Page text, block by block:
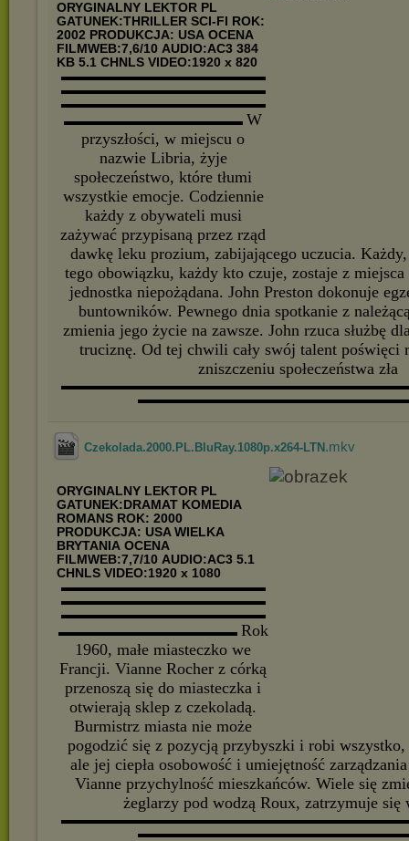
ORYGINALNY LEKTOR PL
GATUNEK:THRILLER SCI-FI
ROK:
2002 PRODUKCJA: USA OCENA
FILMWEB:7,6/10 AUDIO:AC3 384
KB 5.1 CHNLS VIDEO:1920 x 820
▬▬▬▬▬▬▬▬▬▬▬▬▬▬▬▬
▬▬▬▬▬▬▬▬▬▬▬▬▬▬▬▬
▬▬▬▬▬▬▬▬▬▬▬▬▬▬▬▬
▬▬▬▬▬▬▬▬▬▬▬▬▬▬ W
przyszłości, w miejscu o
nazwie Libria, żyje
społeczeństwo, które tłumi
wszystkie emocje. Codziennie
każdy z obywateli musi
zażywać przypisaną przez rząd
dawkę leku prozium, zabijającego uczucia.
tego obowiązku, każdy kto czuje, zostaje z
jednostka niepożądana. John Preston dokonuje
buntowników. Pewnego dnia spotkanie z
zmienia jego życie na zawsze. John rzuca służbę
truciznę. Od tej chwili cały swój talent poświęci
zniszczeniu społeczeństwa zła
Czekolada.2000.PL.BluRay.1080p.x264-LTN .mkv
ORYGINALNY LEKTOR PL
GATUNEK:DRAMAT KOMEDIA
ROMANS ROK: 2000
PRODUKCJA: USA WIELKA
BRYTANIA OCENA
FILMWEB:7,7/10 AUDIO:AC3 5.1
CHNLS VIDEO:1920 x 1080
▬▬▬▬▬▬▬▬▬▬▬▬▬▬▬▬
▬▬▬▬▬▬▬▬▬▬▬▬▬▬▬▬
▬▬▬▬▬▬▬▬▬▬▬▬▬▬▬▬
▬▬▬▬▬▬▬▬▬▬▬▬▬▬ Rok
1960, małe miasteczko we
Francji. Vianne Rocher z córką
przenoszą się do miasteczka i
otwierają sklep z czekoladą.
Burmistrz miasta nie może
pogodzić się z pozycją przybyszki i robi
ale jej ciepła osobowość i umiejętność
Vianne przychylność mieszkańców. Wiele się
żeglarzy pod wodzą Roux, zatrzymuje się